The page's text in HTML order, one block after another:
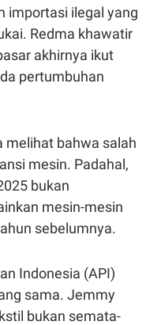
importasi ilegal yang
Redma khawatir
akhirnya ikut
pertumbuhan
melihat bahwa salah
mesin. Padahal,
bukan
mesin-mesin
sebelumnya.
Indonesia (API)
sama. Jemmy
bukan semata-